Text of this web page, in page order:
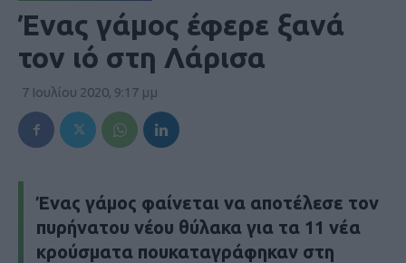
Ένας γάμος έφερε ξανά
τον ιό στη Λάρισα
7 Ιουλίου 2020, 9:17 μμ
Ένας γάμος φαίνεται να αποτέλεσε τον
πυρήνατου νέου θύλακα για τα 11 νέα
κρούσματα πουκαταγράφηκαν στη